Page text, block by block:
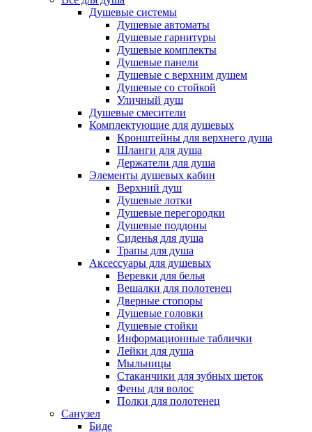
Душевые системы
Душевые автоматы
Душевые гарнитуры
Душевые комплекты
Душевые панели
Душевые с верхним душем
Душевые со стойкой
Уличный душ
Душевые смесители
Комплектующие для душевых
Кронштейны для верхнего душа
Шланги для душа
Держатели для душа
Элементы душевых кабин
Верхний душ
Душевые лотки
Душевые перегородки
Душевые поддоны
Сиденья для душа
Трапы для душа
Аксессуары для душевых
Веревки для белья
Вешалки для полотенец
Дверные стопоры
Душевые головки
Душевые стойки
Информационные таблички
Лейки для душа
Мыльницы
Стаканчики для зубных щеток
Фены для волос
Полки для полотенец
Санузел
Биде